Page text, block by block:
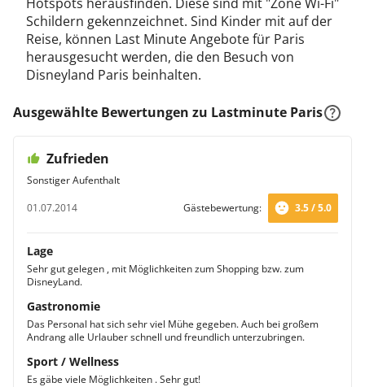
Schildern gekennzeichnet. Sind Kinder mit auf der
Reise, können Last Minute Angebote für Paris
herausgesucht werden, die den Besuch von
Disneyland Paris beinhalten.
Ausgewählte Bewertungen zu Lastminute Paris
Zufrieden
Sonstiger Aufenthalt
01.07.2014
Gästebewertung: 3.5 / 5.0
Lage
Sehr gut gelegen , mit Möglichkeiten zum Shopping bzw. zum
DisneyLand.
Gastronomie
Das Personal hat sich sehr viel Mühe gegeben. Auch bei großem
Andrang alle Urlauber schnell und freundlich unterzubringen.
Sport / Wellness
Es gäbe viele Möglichkeiten . Sehr gut!